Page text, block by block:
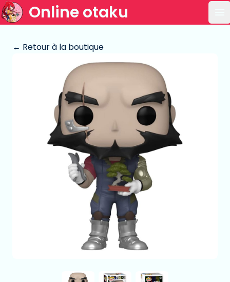
Online otaku
← Retour à la boutique